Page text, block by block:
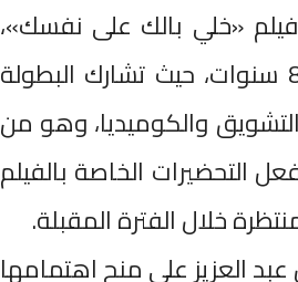
«خلي بالك على نفسك»،
الذي يمثل عودتها السينمائية بعد غياب استمر نحو 8 سنوات، حيث تشارك البطولة
والكوميديا، وهو من
التحضيرات الخاصة بالفيلم
خلال الفترة المقبلة.
العزيز على منح اهتمامها